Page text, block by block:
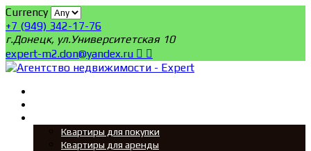
Currency
+7 (949) 342-17-76
г.Донецк, ул.Университетская 10
expert-m2.don@yandex.ru
Квартиры для покупки
Квартиры для аренды